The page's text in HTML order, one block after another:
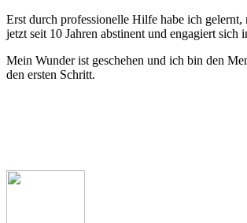
Erst durch professionelle Hilfe habe ich
jetzt seit 10 Jahren abstinent und engagiert sich
Mein Wunder ist geschehen und ich bin den
den ersten Schritt.